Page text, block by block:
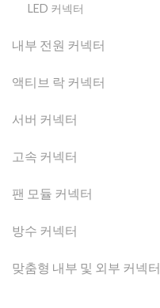
LED 커넥터
내부 전원 커넥터
액티브 락 커넥터
서버 커넥터
고속 커넥터
팬 모듈 커넥터
방수 커넥터
맞춤형 내부 및 외부 커넥터